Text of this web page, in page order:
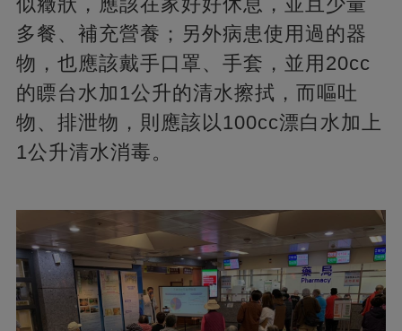
多餐、補充營養；另外病患使用過的器
物，也應該戴手口罩、手套，並用20cc
的瞟台水加1公升的清水擦拭，而嘔吐
物、排泄物，則應該以100cc漂白水加上
1公升清水消毒。